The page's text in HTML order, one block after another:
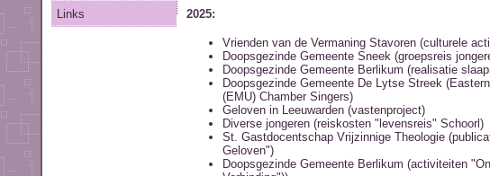
Links
2025:
Vrienden van de Vermaning Stavoren (culturele
Doopsgezinde Gemeente Sneek (groepsreis
Doopsgezinde Gemeente Berlikum (realisatie
Doopsgezinde Gemeente De Lytse Streek
(EMU) Chamber Singers)
Geloven in Leeuwarden (vastenproject)
Diverse jongeren (reiskosten "levensreis" Schoorl)
St. Gastdocentschap Vrijzinnige Theologie
Geloven")
Doopsgezinde Gemeente Berlikum (activiteiten